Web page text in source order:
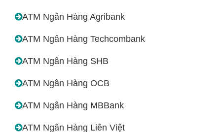
ATM Ngân Hàng Agribank
ATM Ngân Hàng Techcombank
ATM Ngân Hàng SHB
ATM Ngân Hàng OCB
ATM Ngân Hàng MBBank
ATM Ngân Hàng Liên Việt